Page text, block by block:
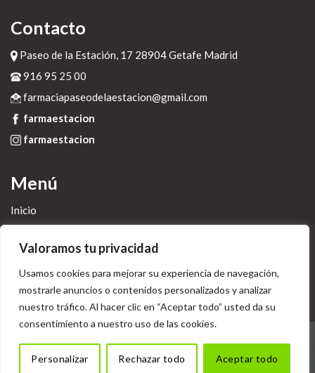
Valoramos tu privacidad
Usamos cookies para mejorar su experiencia de navegación,
mostrarle anuncios o contenidos personalizados y analizar
nuestro tráfico. Al hacer clic en “Aceptar todo” usted da su
consentimiento a nuestro uso de las cookies.
Personalizar Rechazar todo Aceptar todo
Contacto
Paseo de la Estación, 17 28904 Getafe Madrid
916 95 25 00
farmaciapaseodelaestacion@gmail.com
farmaestacion
farmaestacion
Menú
Inicio
Servicios
Blog
Contacto